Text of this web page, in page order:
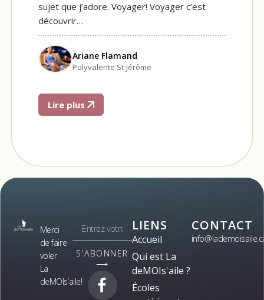
sujet que j’adore. Voyager! Voyager c’est
découvrir…
Ariane Flamand
Polyvalente St-Jérôme
Lire plus
Merci
de faire
voler
La
deMOIs’aile!
S'ABONNER
⟶
LIENS
Accueil
Qui est La
deMOIs'aile ?
Écoles
CONTACT